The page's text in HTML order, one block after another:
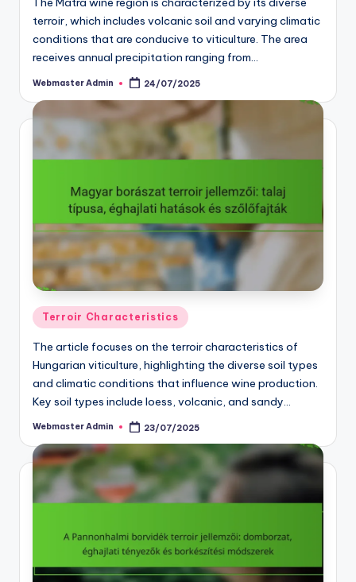
terroir, which includes volcanic soil and varying climatic
conditions that are conducive to viticulture. The area
receives annual precipitation ranging from…
Posted
Webmaster Admin 24/07/2025
Posted
in
Terroir Characteristics
The article focuses on the terroir characteristics of
Hungarian viticulture, highlighting the diverse soil types
and climatic conditions that influence wine production.
Key soil types include loess, volcanic, and sandy…
Posted
Webmaster Admin 23/07/2025